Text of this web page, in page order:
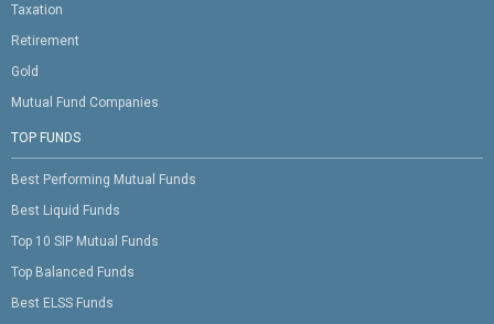
Taxation
Retirement
Gold
Mutual Fund Companies
TOP FUNDS
Best Performing Mutual Funds
Best Liquid Funds
Top 10 SIP Mutual Funds
Top Balanced Funds
Best ELSS Funds